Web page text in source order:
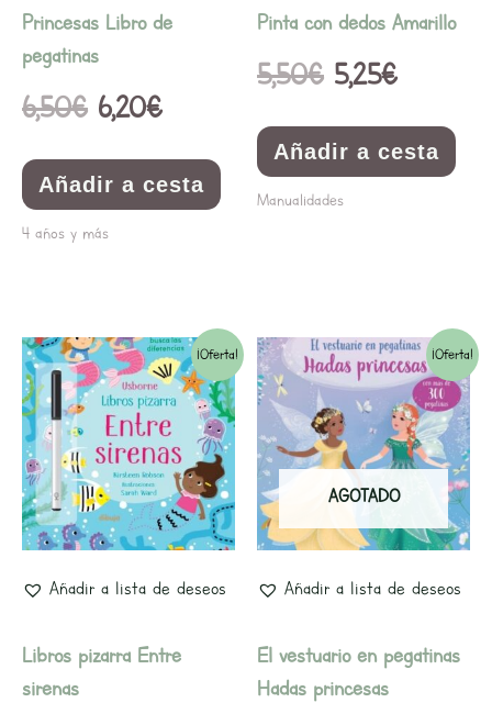
Princesas Libro de
pegatinas
6,50€ 6,20€
Añadir a cesta
4 años y más
Pinta con dedos Amarillo
5,50€ 5,25€
Añadir a cesta
Manualidades
¡Oferta!
Añadir a lista de deseos
Libros pizarra Entre
sirenas
El
precio
original
era:
6,50€.
El
precio
actual
es:
6,20€.
¡Oferta!
AGOTADO
Añadir a lista de deseos
El vestuario en pegatinas
Hadas princesas
El
precio
original
era:
6,50€.
El
precio
actual
es:
6,20€.